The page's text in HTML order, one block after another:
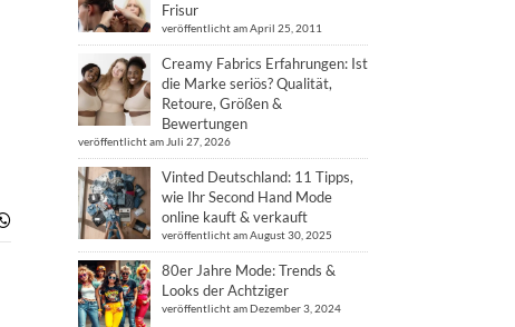
Frisur
veröffentlicht am April 25, 2011
Creamy Fabrics Erfahrungen: Ist
die Marke seriös? Qualität,
Retoure, Größen &
Bewertungen
veröffentlicht am Juli 27, 2026
Vinted Deutschland: 11 Tipps,
wie Ihr Second Hand Mode
online kauft & verkauft
veröffentlicht am August 30, 2025
80er Jahre Mode: Trends &
Looks der Achtziger
veröffentlicht am Dezember 3, 2024